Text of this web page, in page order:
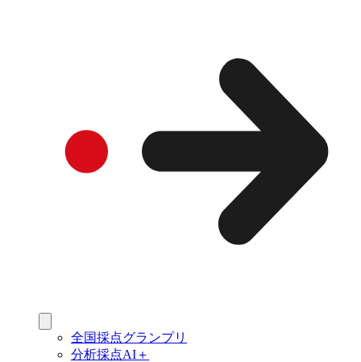
全国採点グランプリ
分析採点AI＋